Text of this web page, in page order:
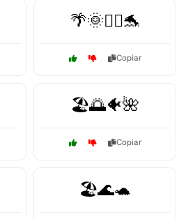
🌴🌞🏄‍♂️🐬
Copiar
🏖️🌅🐠🌺
Copiar
🏖️🌊🐢